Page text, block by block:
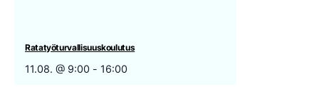
Ratatyöturvallisuuskoulutus
11.08. @ 9:00 - 16:00